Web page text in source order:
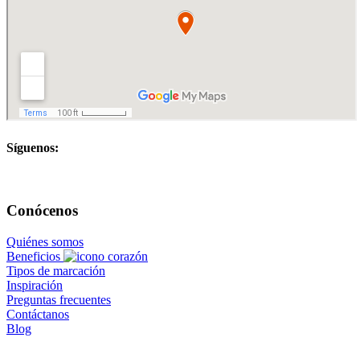
Síguenos:
Conócenos
Quiénes somos
Beneficios
Tipos de marcación
Inspiración
Preguntas frecuentes
Contáctanos
Blog